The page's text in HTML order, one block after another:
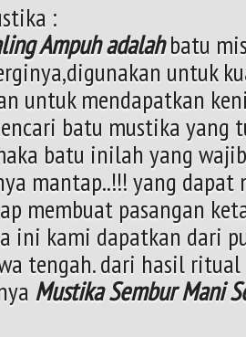
:
Ampuh adalahbatu
untuk
untuk mendapatkan
batu mustika yang
batu inilah yang
mantap..!!! yang
membuat pasangan
ini kami dapatkan dari
tengah. dari hasil
Mustika Sembur Mani